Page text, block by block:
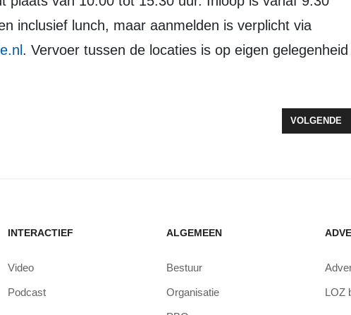
inclusief lunch, maar aanmelden is verplicht via
. Vervoer tussen de locaties is op eigen gelegenheid
JAARLIJKS STRAATVOETBALTOERNOOI IN ZEEWOLDE VAN STARTVOLGENDE
VOLGENDE
INTERACTIEF
Video
Podcast
ALGEMEEN
Bestuur
Organisatie LOZ